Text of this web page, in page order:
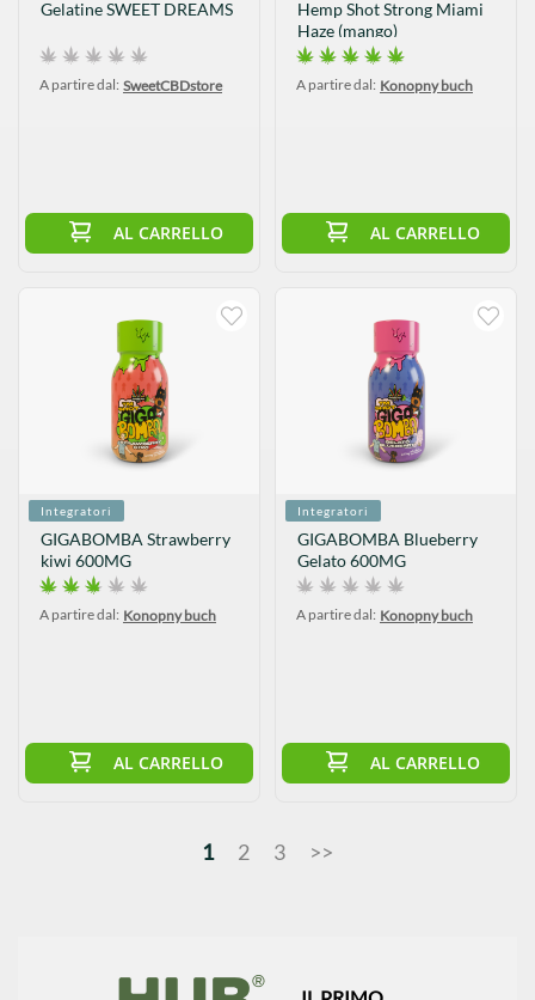
Gelatine SWEET DREAMS
A partire dal: SweetCBDstore
AL CARRELLO
Hemp Shot Strong Miami
Haze (mango)
A partire dal: Konopny buch
AL CARRELLO
Integratori
GIGABOMBA Strawberry
kiwi 600MG
A partire dal: Konopny buch
AL CARRELLO
Integratori
GIGABOMBA Blueberry
Gelato 600MG
A partire dal: Konopny buch
AL CARRELLO
1 2 3 >>